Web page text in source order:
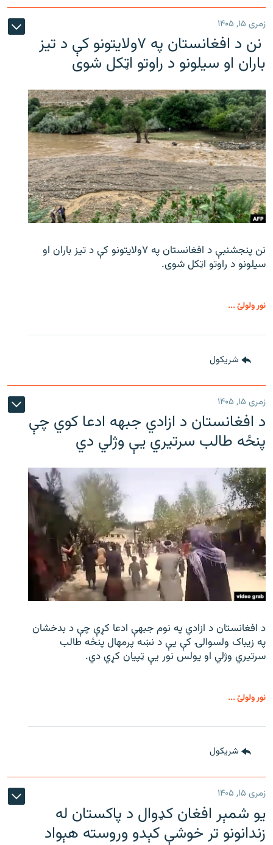
زمری ۱۵, ۱۴۰۵
نن د افغانستان په ۷ولایتونو کې د تیز
باران او سیلونو د راوتو اټکل شوی
نن پنجشنبې د افغانستان په ۷ولایتونو کې د تیز باران او
سیلونو د راوتو اټکل شوی.
نور ولولئ ...
شريکول
زمری ۱۵, ۱۴۰۵
د افغانستان د ازادي جبهه ادعا کوي چې
پنځه طالب سرتیري يې وژلي دي
د افغانستان د ازادي په نوم جبهې ادعا کړې چې د بدخشان
په زیباک ولسوالۍ کې يې د نښه پرمهال پنځه طالب
سرتیري وژلي او یولس نور يې ټپیان کړي دي.
نور ولولئ ...
شريکول
زمری ۱۵, ۱۴۰۵
یو شمېر افغان کډوال د پاکستان له
زندانونو تر خوشې کېدو وروسته هېواد